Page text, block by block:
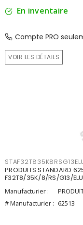
En inventaire
Compte PRO
VOIR LES DÉTAILS
PRODUITS STANDARD
F32T8/35K/8/RS/G13/
Manufacturier :
# Manufacturier : 62513